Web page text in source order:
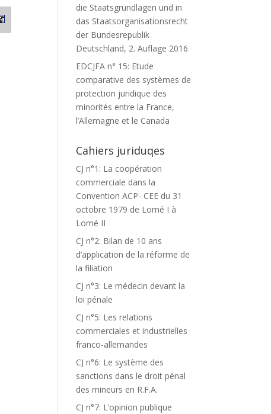
die Staatsgrundlagen und in
das Staatsorganisationsrecht
der Bundesrepublik
Deutschland, 2. Auflage 2016
EDCJFA n° 15: Etude
comparative des systèmes de
protection juridique des
minorités entre la France,
l’Allemagne et le Canada
Cahiers juriduqes
CJ n°1: La coopération
commerciale dans la
Convention ACP- CEE du 31
octobre 1979 de Lomé I à
Lomé II
CJ n°2: Bilan de 10 ans
d’application de la réforme de
la filiation
CJ n°3: Le médecin devant la
loi pénale
CJ n°5: Les relations
commerciales et industrielles
franco-allemandes
CJ n°6: Le système des
sanctions dans le droit pénal
des mineurs en R.F.A.
CJ n°7: L’opinion publique